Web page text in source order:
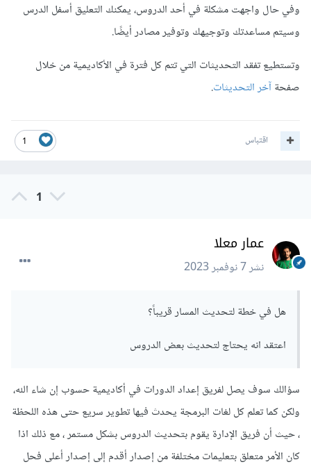
وفي حال واجهت مشكلة في أحد الدروس، يمكنك التعليق أسفل الدرس
وسيتم مساعدتك وتوجيهك وتوفير مصادر أيضًا.
وتستطيع تفقد التحديثات التي تتم كل فترة في الأكاديمية من خلال
صفحةآخر التحديثات.
1 اقتباس
1
عمار معلا
نشر7 نوفمبر 2023
هل في خطة لتحديث المسار قريباً؟
اعتقد انه يحتاج لتحديث بعض الدروس
سؤالك سوف يصل لفريق إعداد الدورات في أكاديمية حسوب إن شاء الله،
ولكن كما تعلم كل لغات البرمجة يحدث فيها تطوير سريع حتى هذه اللحظة
، حيث أن فريق الإدارة يقوم بتحديث الدروس بشكل مستمر ، مع ذلك اذا
كان الأمر متعلق بتعليمات مختلفة من إصدار أقدم إلى إصدار أعلى فحل